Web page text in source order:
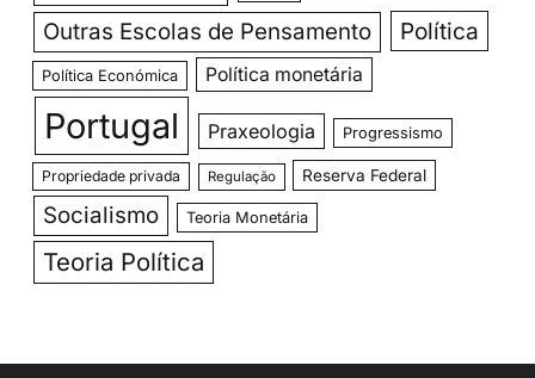
Outras Escolas de Pensamento Política
Política Económica Política monetária
Portugal Praxeologia Progressismo
Propriedade privada Regulação Reserva Federal
Socialismo Teoria Monetária
Teoria Política